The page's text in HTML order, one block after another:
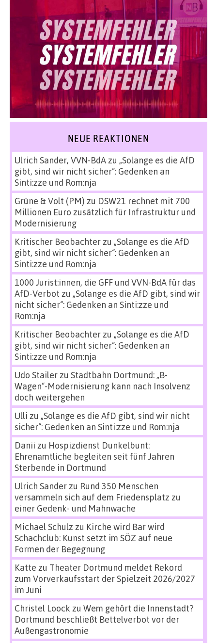
NEUE REAKTIONEN
Ulrich Sander, VVN-BdAzu „Solange es die AfD
gibt, sind wir nicht sicher“: Gedenken an
Sinti:zze und Rom:nja
Grüne & Volt (PM) zu DSW21 rechnet mit 700
Millionen Euro zusätzlich für Infrastruktur und
Modernisierung
Kritischer Beobachterzu „Solange es die AfD
gibt, sind wir nicht sicher“: Gedenken an
Sinti:zze und Rom:nja
1000 Jurist:innen, die GFF und VVN-BdA für das
AfD-Verbot zu „Solange es die AfD gibt, sind wir
nicht sicher“: Gedenken an Sinti:zze und
Rom:nja
Kritischer Beobachterzu „Solange es die AfD
gibt, sind wir nicht sicher“: Gedenken an
Sinti:zze und Rom:nja
Udo Stailerzu Stadtbahn Dortmund: „B-
Wagen“-Modernisierung kann nach Insolvenz
doch weitergehen
Ulli zu „Solange es die AfD gibt, sind wir nicht
sicher“: Gedenken an Sinti:zze und Rom:nja
Danii zu Hospizdienst Dunkelbunt:
Ehrenamtliche begleiten seit fünf Jahren
Sterbende in Dortmund
Ulrich Sanderzu Rund 350 Menschen
versammeln sich auf dem Friedensplatz zu
einer Gedenk- und Mahnwache
Michael Schulz zu Kirche wird Bar wird
Schachclub: Kunst setzt im SÖZ auf neue
Formen der Begegnung
Katte zu Theater Dortmund meldet Rekord
zum Vorverkaufsstart der Spielzeit 2026/2027
im Juni
Christel Loock zu Wem gehört die Innenstadt?
Dortmund beschließt Bettelverbot vor der
Außengastronomie